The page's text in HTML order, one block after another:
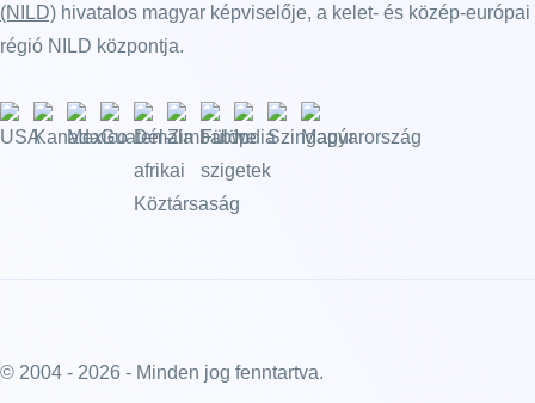
(NILD) hivatalos magyar képviselője, a kelet- és közép-európai
régió NILD központja.
© 2004 - 2026 - Minden jog fenntartva.